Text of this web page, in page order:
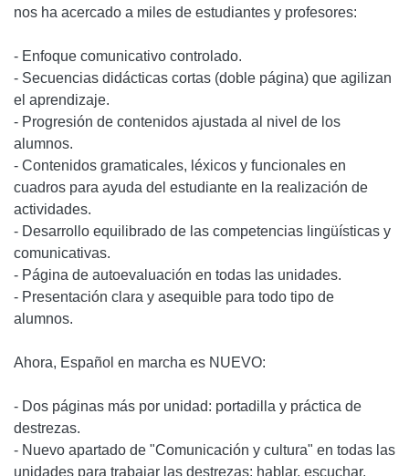
nos ha acercado a miles de estudiantes y profesores:
- Enfoque comunicativo controlado.
- Secuencias didácticas cortas (doble página) que agilizan
el aprendizaje.
- Progresión de contenidos ajustada al nivel de los
alumnos.
- Contenidos gramaticales, léxicos y funcionales en
cuadros para ayuda del estudiante en la realización de
actividades.
- Desarrollo equilibrado de las competencias lingüísticas y
comunicativas.
- Página de autoevaluación en todas las unidades.
- Presentación clara y asequible para todo tipo de
alumnos.
Ahora, Español en marcha es NUEVO:
- Dos páginas más por unidad: portadilla y práctica de
destrezas.
- Nuevo apartado de "Comunicación y cultura" en todas las
unidades para trabajar las destrezas: hablar, escuchar,